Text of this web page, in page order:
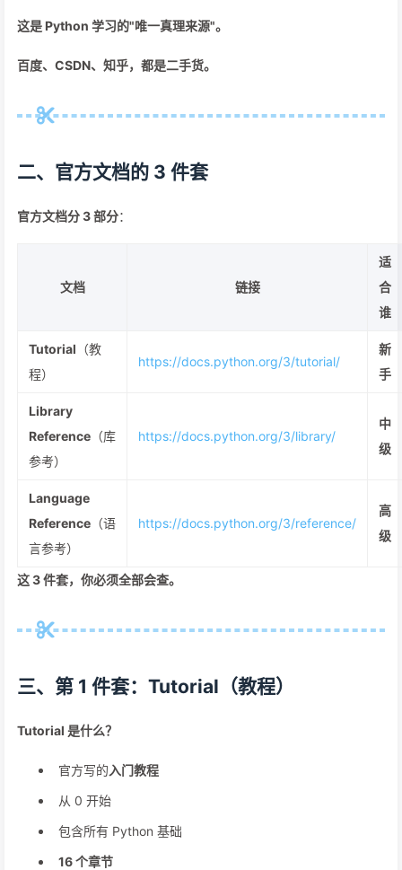
这是 Python 学习的"唯一真理来源"。
百度、CSDN、知乎，都是二手货。
二、官方文档的 3 件套
官方文档分 3 部分：
文档 链接
适
合
谁
Tutorial （教
程）
https://docs.python.org/3/tutorial/
新
手
Library
Reference （库
参考）
https://docs.python.org/3/library/
中
级
Language
Reference （语
言参考）
https://docs.python.org/3/reference/
高
级
这 3 件套， 你必须全部会查。
三、第 1 件套：Tutorial（教程）
Tutorial 是什么？
官方写的入门教程
从 0 开始
包含所有 Python 基础
16 个章节